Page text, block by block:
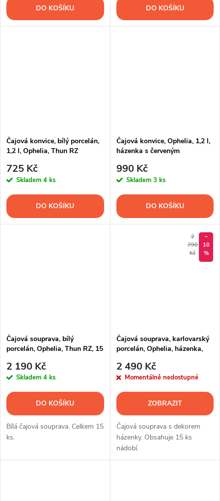
DO KOŠÍKU DO KOŠÍKU
Čajová konvice, bílý porcelán,
1,2 l, Ophelia, Thun RZ
725 Kč
Skladem 4 ks
DO KOŠÍKU
Čajová konvice, Ophelia, 1,2 l,
házenka s červeným
990 Kč
Skladem 3 ks
DO KOŠÍKU
Čajová souprava, bílý
porcelán, Ophelia, Thun RZ, 15
2 190 Kč
Skladem 4 ks
DO KOŠÍKU
Bílá čajová souprava. Celkem 15
ks.
2
790
Kč
–
10
%
Čajová souprava, karlovarský
porcelán, Ophelia, házenka,
2 490 Kč
Momentálně nedostupné
ZOBRAZIT
Čajová souprava s dekorem
házenky. Obsahuje 15 ks
nádobí.